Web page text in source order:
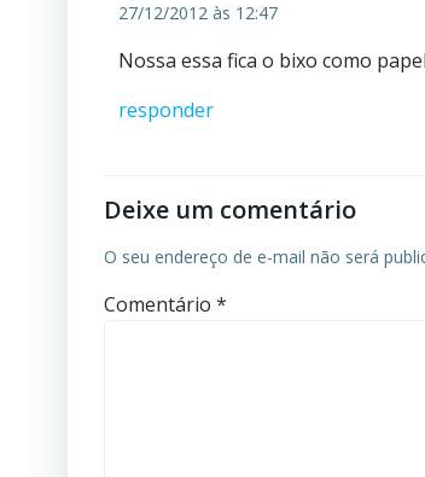
27/12/2012 às 12:47
Nossa essa fica o bixo como
responder
Deixe um comentário
O seu endereço de e-mail não será
Comentário *